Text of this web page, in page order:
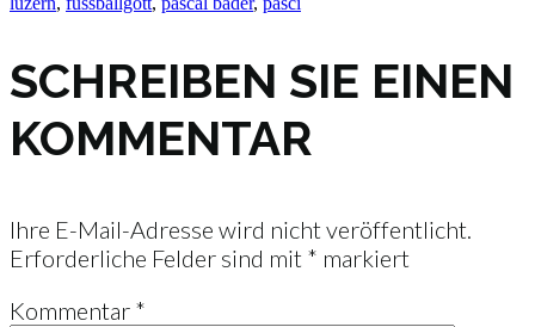
SCHREIBEN SIE EINEN
KOMMENTAR
Ihre E-Mail-Adresse wird nicht veröffentlicht.
Erforderliche Felder sind mit * markiert
Kommentar *